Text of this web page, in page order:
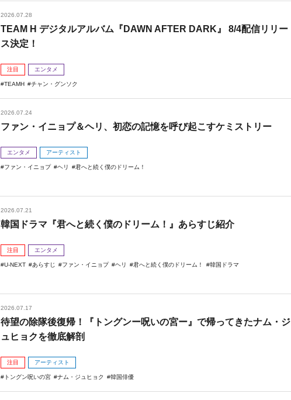
2026.07.28
TEAM H デジタルアルバム『DAWN AFTER DARK』 8/4配信リリー
ス決定！
注目 エンタメ
TEAMH チャン・グンソク
2026.07.24
ファン・イニョプ＆ヘリ、初恋の記憶を呼び起こすケミストリー
エンタメ アーティスト
ファン・イニョプ ヘリ 君へと続く僕のドリーム！
2026.07.21
韓国ドラマ『君へと続く僕のドリーム！』あらすじ紹介
注目 エンタメ
U-NEXT あらすじ ファン・イニョプ ヘリ 君へと続く僕のドリーム！ 韓国ドラマ
2026.07.17
待望の除隊後復帰！『トングンー呪いの宮ー』で帰ってきたナム・ジ
ュヒョクを徹底解剖
注目 アーティスト
トングン呪いの宮 ナム・ジュヒョク 韓国俳優